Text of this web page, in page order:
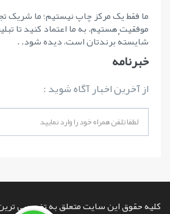
ما فقط یک مرکز چاپ نیستیم؛ ما شریک
موفقیت هستیم. به ما اعتماد کنید تا
شایستهٔ برندتان است، دیده شود. .
خبرنامه
از آخرین اخبار آگاه شوید :
کلیه حقوق این سایت متعلق به تخصصی